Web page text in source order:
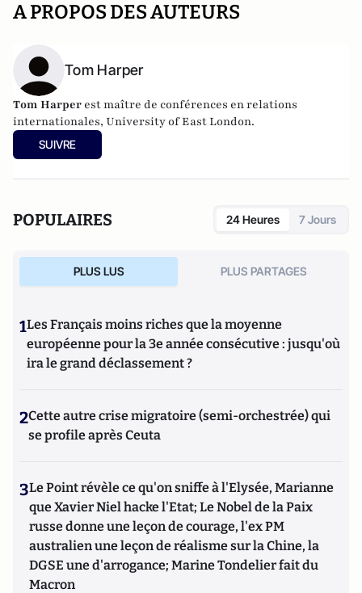
A PROPOS DES AUTEURS
Tom Harper
Tom Harper est maître de conférences en relations
internationales, University of East London.
SUIVRE
POPULAIRES 24 Heures 7 Jours
PLUS LUS PLUS PARTAGES
1Les Français moins riches que la moyenne
européenne pour la 3e année consécutive : jusqu'où
ira le grand déclassement ?
2Cette autre crise migratoire (semi-orchestrée) qui
se profile après Ceuta
3Le Point révèle ce qu'on sniffe à l'Elysée, Marianne
que Xavier Niel hacke l'Etat; Le Nobel de la Paix
russe donne une leçon de courage, l'ex PM
australien une leçon de réalisme sur la Chine, la
DGSE une d'arrogance; Marine Tondelier fait du
Macron